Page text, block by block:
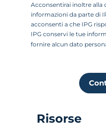
Acconsentirai inoltre alla
informazioni da parte di
acconsenti a che IPG
IPG conservi le tue
fornire alcun dato
Risorse